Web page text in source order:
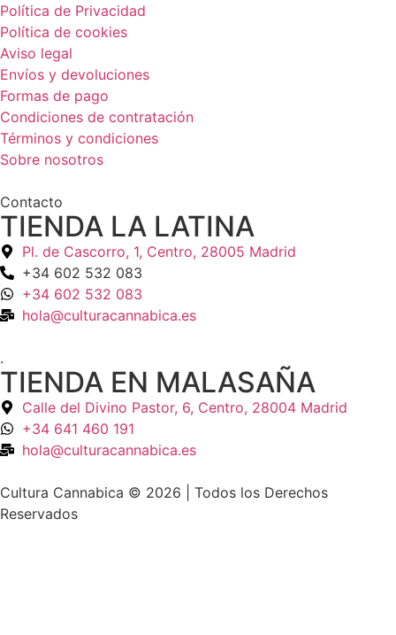
Política de Privacidad
Política de cookies
Aviso legal
Envíos y devoluciones
Formas de pago
Condiciones de contratación
Términos y condiciones
Sobre nosotros
Contacto
TIENDA LA LATINA
Pl. de Cascorro, 1, Centro, 28005 Madrid
+34 602 532 083
+34 602 532 083
hola@culturacannabica.es
.
TIENDA EN MALASAÑA
Calle del Divino Pastor, 6, Centro, 28004 Madrid
+34 641 460 191
hola@culturacannabica.es
Cultura Cannabica © 2026 | Todos los Derechos
Reservados